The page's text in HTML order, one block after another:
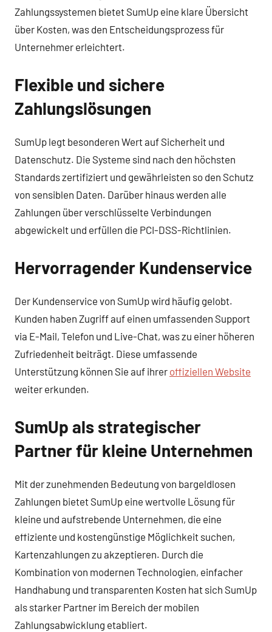
Zahlungssystemen bietet SumUp eine klare Übersicht
über Kosten, was den Entscheidungsprozess für
Unternehmer erleichtert.
Flexible und sichere
Zahlungslösungen
SumUp legt besonderen Wert auf Sicherheit und
Datenschutz. Die Systeme sind nach den höchsten
Standards zertifiziert und gewährleisten so den Schutz
von sensiblen Daten. Darüber hinaus werden alle
Zahlungen über verschlüsselte Verbindungen
abgewickelt und erfüllen die PCI-DSS-Richtlinien.
Hervorragender Kundenservice
Der Kundenservice von SumUp wird häufig gelobt.
Kunden haben Zugriff auf einen umfassenden Support
via E-Mail, Telefon und Live-Chat, was zu einer höheren
Zufriedenheit beiträgt. Diese umfassende
Unterstützung können Sie auf ihrer offiziellen Website
weiter erkunden.
SumUp als strategischer
Partner für kleine Unternehmen
Mit der zunehmenden Bedeutung von bargeldlosen
Zahlungen bietet SumUp eine wertvolle Lösung für
kleine und aufstrebende Unternehmen, die eine
effiziente und kostengünstige Möglichkeit suchen,
Kartenzahlungen zu akzeptieren. Durch die
Kombination von modernen Technologien, einfacher
Handhabung und transparenten Kosten hat sich SumUp
als starker Partner im Bereich der mobilen
Zahlungsabwicklung etabliert.